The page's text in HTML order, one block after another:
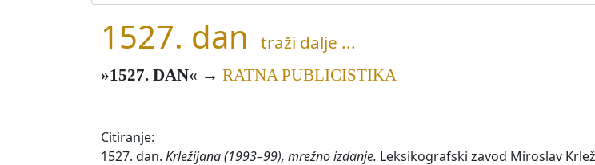
1527. dan traži dalje ...
»1527. DAN« → RATNA PUBLICISTIKA
Citiranje:
1527. dan. Krležijana (1993–99), mrežno izdanje. Leksikografski zavod Miroslav